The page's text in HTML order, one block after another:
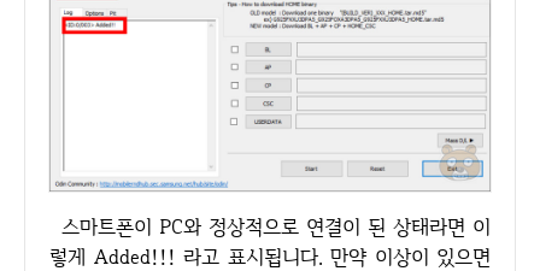
스마트폰이 PC와 정상적으로 연결이 된 상태라면 이
렇게 Added!!! 라고 표시됩니다. 만약 이상이 있으면